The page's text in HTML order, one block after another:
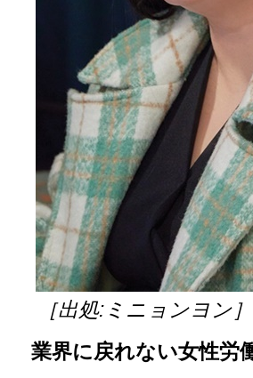
［出処:ミニョンヨン］
業界に戻れない女性労